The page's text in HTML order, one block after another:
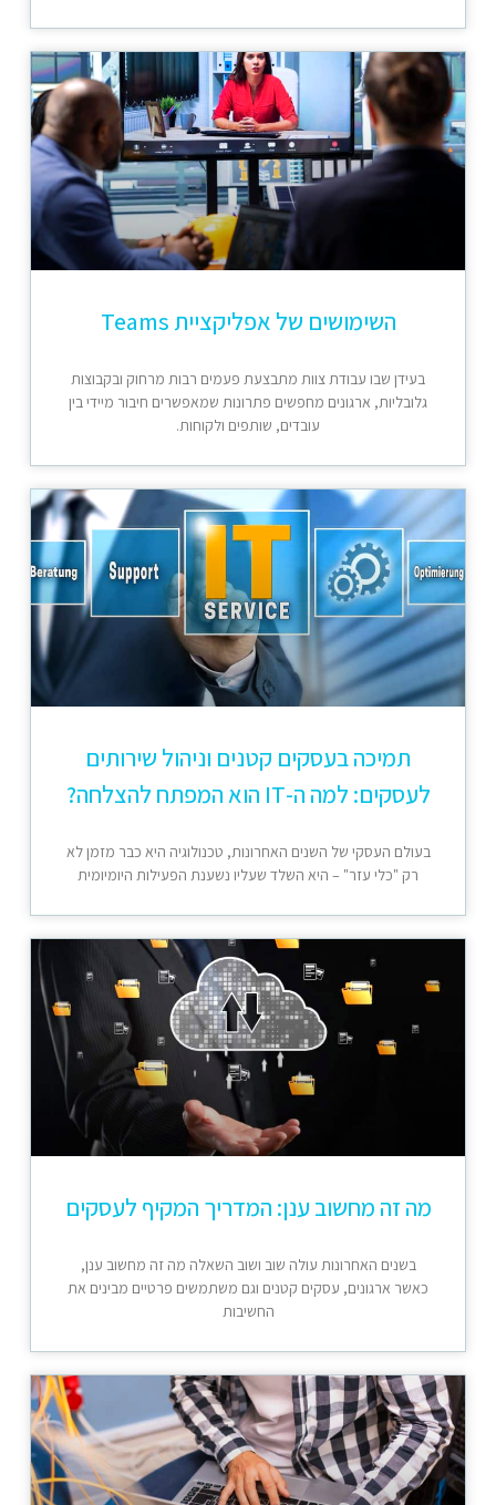
השימושים של אפליקציית Teams
בעידן שבו עבודת צוות מתבצעת פעמים רבות מרחוק ובקבוצות
גלובליות, ארגונים מחפשים פתרונות שמאפשרים חיבור מיידי בין
עובדים, שותפים ולקוחות.
תמיכה בעסקים קטנים וניהול שירותים
לעסקים: למה ה-IT הוא המפתח להצלחה?
בעולם העסקי של השנים האחרונות, טכנולוגיה היא כבר מזמן לא
רק "כלי עזר" – היא השלד שעליו נשענת הפעילות היומיומית
מה זה מחשוב ענן: המדריך המקיף לעסקים
בשנים האחרונות עולה שוב ושוב השאלה מה זה מחשוב ענן,
כאשר ארגונים, עסקים קטנים וגם משתמשים פרטיים מבינים את
החשיבות